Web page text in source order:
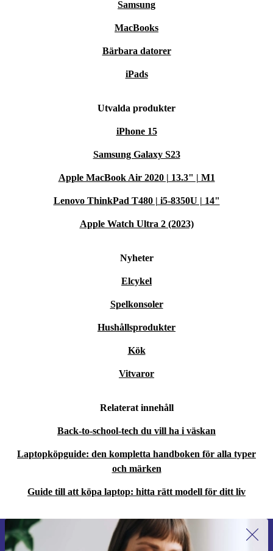
Samsung
MacBooks
Bärbara datorer
iPads
Utvalda produkter
iPhone 15
Samsung Galaxy S23
Apple MacBook Air 2020 | 13.3" | M1
Lenovo ThinkPad T480 | i5-8350U | 14"
Apple Watch Ultra 2 (2023)
Nyheter
Elcykel
Spelkonsoler
Hushållsprodukter
Kök
Vitvaror
Relaterat innehåll
Back-to-school-tech du vill ha i väskan
Laptopköpguide: den kompletta handboken för alla typer
och märken
Guide till att köpa laptop: hitta rätt modell för ditt liv
Anmäl dig till vårt nyhetsbrev för